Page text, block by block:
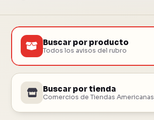
Buscar por producto
Todos los avisos del rubro
Buscar por tienda
Comercios de Tiendas Americanas